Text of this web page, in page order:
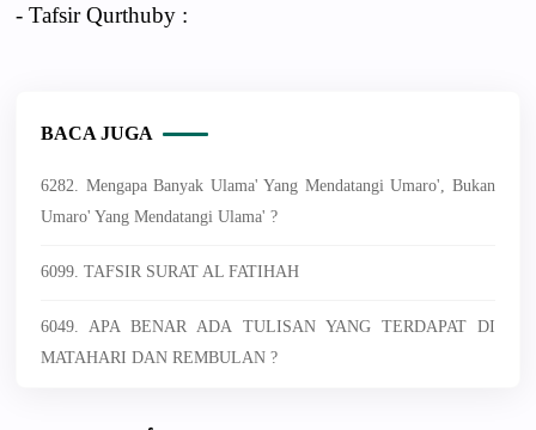
- Tafsir Qurthuby :
BACA JUGA
6282. Mengapa Banyak Ulama' Yang Mendatangi Umaro', Bukan
Umaro' Yang Mendatangi Ulama' ?
6099. TAFSIR SURAT AL FATIHAH
6049. APA BENAR ADA TULISAN YANG TERDAPAT DI
MATAHARI DAN REMBULAN ?